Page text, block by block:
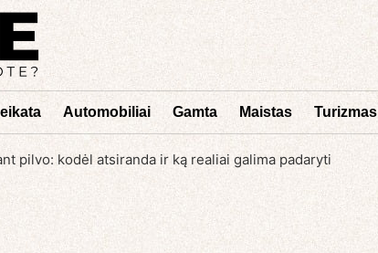
Automobiliai Gamta Maistas Turizmas
pilvo: kodėl atsiranda ir ką realiai galima padaryti